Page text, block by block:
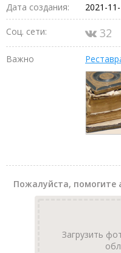
Дата создания: 2021-
Соц. сети: 32
Важно
Пожалуйста,
Загрузить